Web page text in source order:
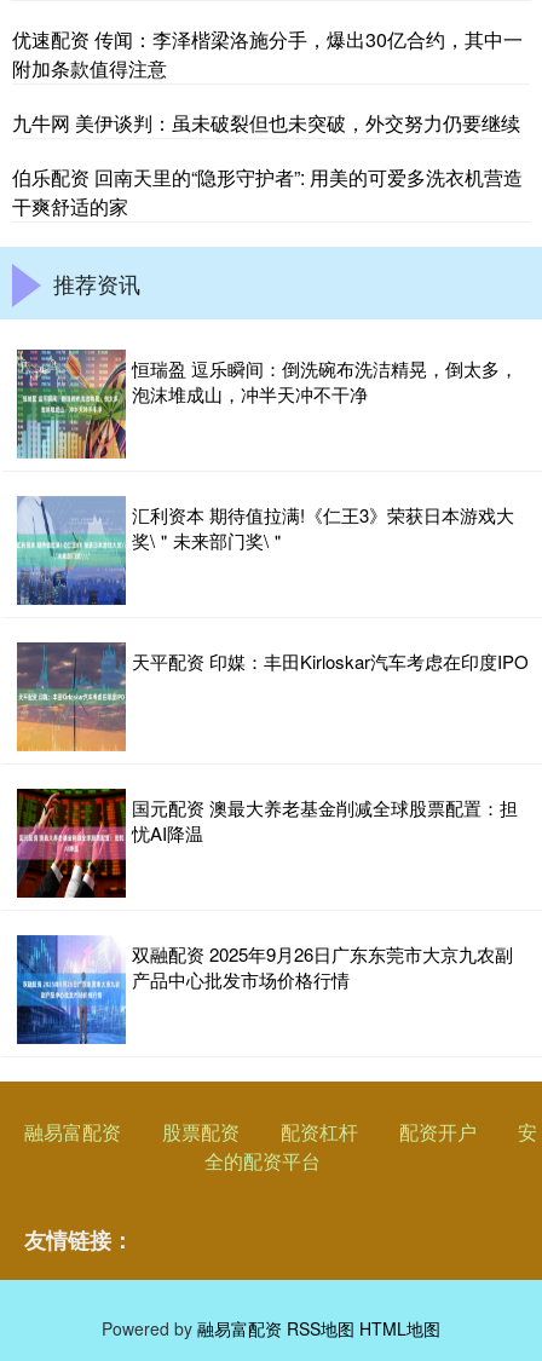
优速配资 传闻：李泽楷梁洛施分手，爆出30亿合约，其中一
附加条款值得注意
九牛网 美伊谈判：虽未破裂但也未突破，外交努力仍要继续
伯乐配资 回南天里的“隐形守护者”: 用美的可爱多洗衣机营造
干爽舒适的家
推荐资讯
恒瑞盈 逗乐瞬间：倒洗碗布洗洁精晃，倒太多，
泡沫堆成山，冲半天冲不干净
汇利资本 期待值拉满!《仁王3》荣获日本游戏大
奖\＂未来部门奖\＂
天平配资 印媒：丰田Kirloskar汽车考虑在印度IPO
国元配资 澳最大养老基金削减全球股票配置：担
忧AI降温
双融配资 2025年9月26日广东东莞市大京九农副
产品中心批发市场价格行情
融易富配资 股票配资 配资杠杆 配资开户
安
全的配资平台
友情链接：
Powered by 融易富配资 RSS地图 HTML地图